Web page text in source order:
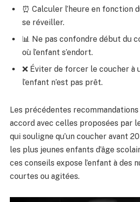
⏰ Calculer l’heure en fonction
se réveiller.
📊 Ne pas confondre début du
où l’enfant s’endort.
❌ Éviter de forcer le coucher à
l’enfant n’est pas prêt.
Les précédentes recommandations
accord avec celles proposées par
qui souligne qu’un coucher avant
les plus jeunes enfants d’âge
ces conseils expose l’enfant à des
courtes ou agitées.